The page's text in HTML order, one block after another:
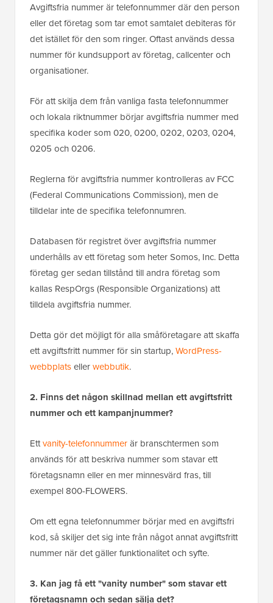
Avgiftsfria nummer är telefonnummer där den person
eller det företag som tar emot samtalet debiteras för
det istället för den som ringer. Oftast används dessa
nummer för kundsupport av företag, callcenter och
organisationer.
För att skilja dem från vanliga fasta telefonnummer
och lokala riktnummer börjar avgiftsfria nummer med
specifika koder som 020, 0200, 0202, 0203, 0204,
0205 och 0206.
Reglerna för avgiftsfria nummer kontrolleras av FCC
(Federal Communications Commission), men de
tilldelar inte de specifika telefonnumren.
Databasen för registret över avgiftsfria nummer
underhålls av ett företag som heter Somos, Inc. Detta
företag ger sedan tillstånd till andra företag som
kallas RespOrgs (Responsible Organizations) att
tilldela avgiftsfria nummer.
Detta gör det möjligt för alla småföretagare att skaffa
ett avgiftsfritt nummer för sin startup,WordPress-
webbplatsellerwebbutik.
2. Finns det någon skillnad mellan ett avgiftsfritt
nummer och ett kampanjnummer?
Ettvanity-telefonnummerär branschtermen som
används för att beskriva nummer som stavar ett
företagsnamn eller en mer minnesvärd fras, till
exempel 800-FLOWERS.
Om ett egna telefonnummer börjar med en avgiftsfri
kod, så skiljer det sig inte från något annat avgiftsfritt
nummer när det gäller funktionalitet och syfte.
3. Kan jag få ett "vanity number" som stavar ett
företagsnamn och sedan sälja det?